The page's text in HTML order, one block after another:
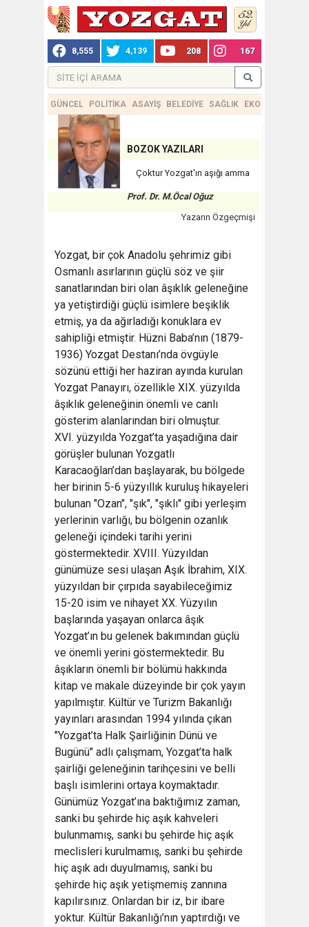
8,555 4,139 208 167
GÜNCEL POLİTİKA ASAYİŞ BELEDİYE SAĞLIK EKONOMİ
BOZOK YAZILARI
Çoktur Yozgat'ın aşığı amma
Prof. Dr. M.Öcal Oğuz
Yazarın Özgeçmişi
Yozgat, bir çok Anadolu şehrimiz gibi
Osmanlı asırlarının güçlü söz ve şiir
sanatlarından biri olan âşıklık geleneğine
ya yetiştirdiği güçlü isimlere beşiklik
etmiş, ya da ağırladığı konuklara ev
sahipliği etmiştir. Hüzni Baba’nın (1879-
1936) Yozgat Destanı’nda övgüyle
sözünü ettiği her haziran ayında kurulan
Yozgat Panayırı, özellikle XIX. yüzyılda
âşıklık geleneğinin önemli ve canlı
gösterim alanlarından biri olmuştur.
XVI. yüzyılda Yozgat’ta yaşadığına dair
görüşler bulunan Yozgatlı
Karacaoğlan’dan başlayarak, bu bölgede
her birinin 5-6 yüzyıllık kuruluş hikayeleri
bulunan "Ozan", "şık", "şıklı" gibi yerleşim
yerlerinin varlığı, bu bölgenin ozanlık
geleneği içindeki tarihi yerini
göstermektedir. XVIII. Yüzyıldan
günümüze sesi ulaşan Aşık İbrahim, XIX.
yüzyıldan bir çırpıda sayabileceğimiz
15-20 isim ve nihayet XX. Yüzyılın
başlarında yaşayan onlarca âşık
Yozgat’ın bu gelenek bakımından güçlü
ve önemli yerini göstermektedir. Bu
âşıkların önemli bir bölümü hakkında
kitap ve makale düzeyinde bir çok yayın
yapılmıştır. Kültür ve Turizm Bakanlığı
yayınları arasından 1994 yılında çıkan
"Yozgat’ta Halk Şairliğinin Dünü ve
Bugünü" adlı çalışmam, Yozgat’ta halk
şairliği geleneğinin tarihçesini ve belli
başlı isimlerini ortaya koymaktadır.
Günümüz Yozgat’ına baktığımız zaman,
sanki bu şehirde hiç aşık kahveleri
bulunmamış, sanki bu şehirde hiç aşık
meclisleri kurulmamış, sanki bu şehirde
hiç aşık adı duyulmamış, sanki bu
şehirde hiç aşık yetişmemiş zannına
kapılırsınız. Onlardan bir iz, bir ibare
yoktur. Kültür Bakanlığı’nın yaptırdığı ve